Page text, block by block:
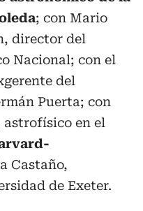
; con Mario
director del
Nacional; con el
del
Puerta; con
en el
Castaño,
de Exeter.